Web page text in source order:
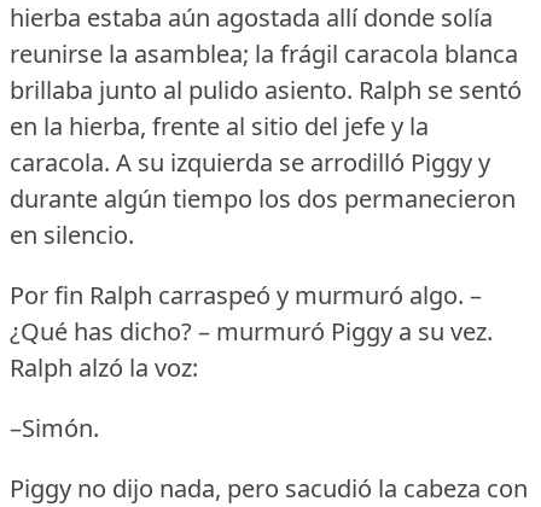
hierba estaba aún agostada allí donde solía
reunirse la asamblea; la frágil caracola blanca
brillaba junto al pulido asiento. Ralph se sentó
en la hierba, frente al sitio del jefe y la
caracola. A su izquierda se arrodilló Piggy y
durante algún tiempo los dos permanecieron
en silencio.
Por fin Ralph carraspeó y murmuró algo. –
¿Qué has dicho?– murmuró Piggy a su vez.
Ralph alzó la voz:
–Simón.
Piggy no dijo nada, pero sacudió la cabeza con